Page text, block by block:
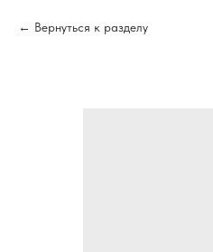
Вернуться к разделу